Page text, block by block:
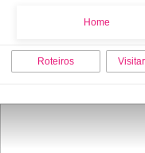
Home
Roteiros